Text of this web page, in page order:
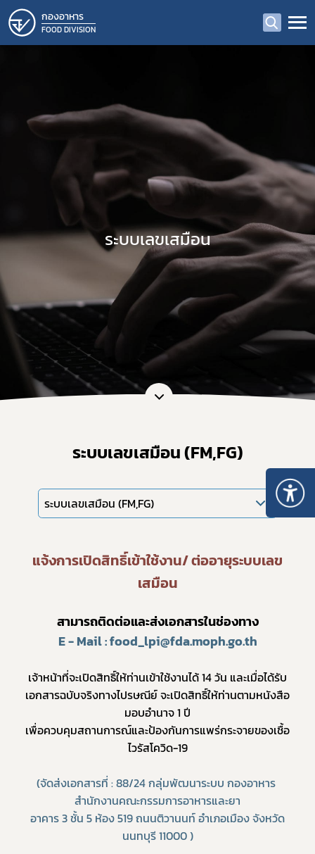
กองอาหาร
FOOD DIVISION
ระบบเลขเสมือน
ระบบเลขเสมือน (FM,FG)
ระบบเลขเสมือน (FM,FG)
แจ้งการเปิดสิทธิ์เข้าใช้งาน/ ต่ออายุระบบเลข
เสมือน
สามารถติดต่อและส่งเอกสารในช่องทาง
E - Mail : food_lpi@fda.moph.go.th
เจ้าหน้าที่จะเปิดสิทธิ์ให้ท่านเข้าใช้งานได้ 14 วัน และเมื่อได้รับ
เอกสารฉบับจริงทางไปรษณีย์ จะเปิดสิทธิ์ให้ท่านตามหนังสือ
มอบอำนาจ 1 ปี
เพื่อควบคุมสถานการณ์และป้องกันการแพร่กระจายของเชื้อ
ไวรัสโควิด-19
(จัดส่งเอกสารที่ : 88/24 กลุ่มพัฒนาระบบ กองอาหาร
สำนักงานคณะกรรมการอาหารและยา
อาคาร 3 ชั้น 5 ห้อง 519 ถนนติวานนท์ อำเภอเมือง จังหวัด
นนทบุรี 11000 )